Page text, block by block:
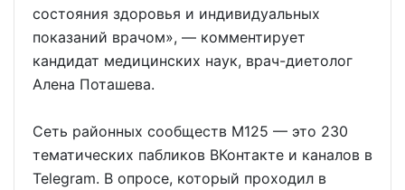
состояния здоровья и индивидуальных
показаний врачом», — комментирует
кандидат медицинских наук, врач-диетолог
Алена Поташева.
Сеть районных сообществ М125 — это 230
тематических пабликов ВКонтакте и каналов в
Telegram. В опросе, который проходил в